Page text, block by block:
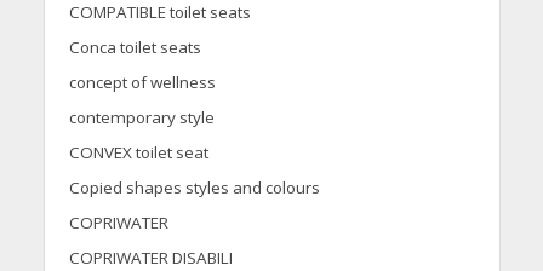
COMPATIBLE toilet seats
Conca toilet seats
concept of wellness
contemporary style
CONVEX toilet seat
Copied shapes styles and colours
COPRIWATER
COPRIWATER DISABILI